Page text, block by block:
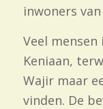
inwoners
Veel
Keniaan,
Wajir maar
vinden. De